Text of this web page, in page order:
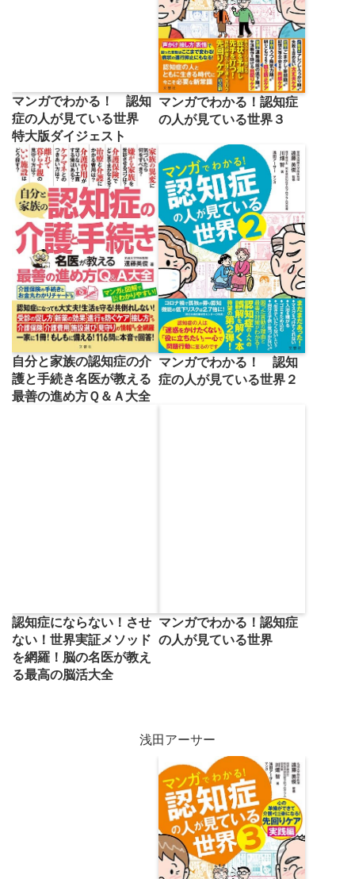
マンガでわかる！ 認知
症の人が見ている世界
特大版ダイジェスト
マンガでわかる！認知症
の人が見ている世界３
自分と家族の認知症の介
護と手続き名医が教える
最善の進め方Ｑ＆Ａ大全
マンガでわかる！ 認知
症の人が見ている世界２
認知症にならない！させ
ない！世界実証メソッド
を網羅！脳の名医が教え
る最高の脳活大全
マンガでわかる！認知症
の人が見ている世界
浅田アーサー